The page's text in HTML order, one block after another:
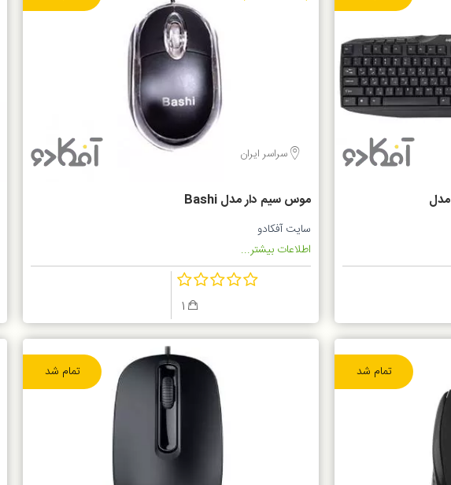
کیبورد و موس سیمی Green مدل
سراسر ایران
موس سیم دار مدل Bashi
سایت آفکادو
اطلاعات بیشتر...
تمام شد تمام شد